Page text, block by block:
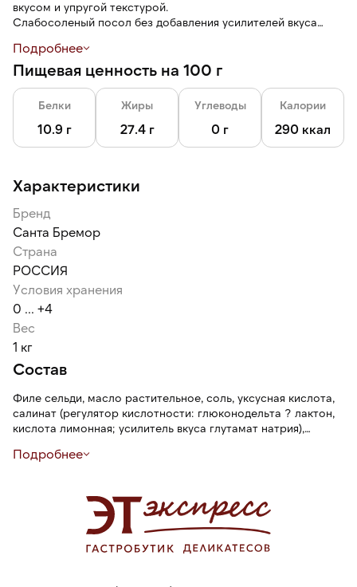
вкусом и упругой текстурой.
Слабосоленый посол без добавления усилителей вкуса
добавляет рыбе сочности и продлевает ее свежесть. Филе
очищено от кожи и брюшных костей (возможно наличие
мелких костей).
Подробнее
Пищевая ценность на 100 г
Белки
10.9 г
Жиры
27.4 г
Углеводы
0 г
Калории
290 ккал
Характеристики
Бренд
Санта Бремор
Страна
РОССИЯ
Условия хранения
0 ... +4
Вес
1 кг
Состав
Филе сельди, масло растительное, соль, уксусная кислота,
салинат (регулятор кислотности: глюконодельта ? лактон,
кислота лимонная; усилитель вкуса глутамат натрия),
Подробнее